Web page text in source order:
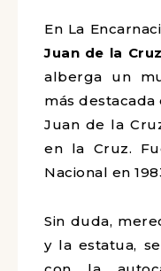
En La
Juan de la Cruz
alberga un
más
Juan de la
en la Cruz.
Nacional en
Sin duda,
y la estatua,